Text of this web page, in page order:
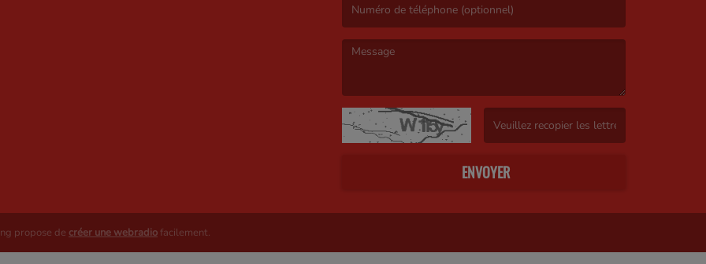
ENVOYER
propose de créer une webradio facilement.